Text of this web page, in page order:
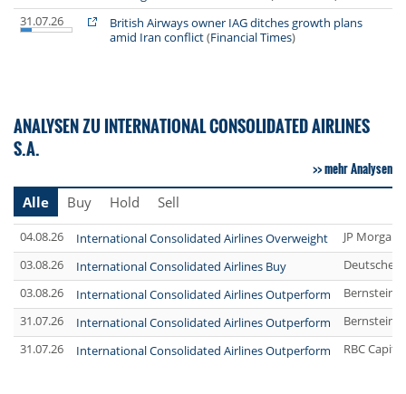
31.07.26
British Airways owner IAG ditches growth plans
amid Iran conflict(Financial Times)
ANALYSEN ZU INTERNATIONAL CONSOLIDATED AIRLINES
S.A.
mehr Analysen
Alle
Buy Hold Sell
04.08.26 International Consolidated Airlines Overweight
JP Morgan
03.08.26
International Consolidated Airlines Buy
Deutsche
03.08.26
International Consolidated Airlines Outperform
Bernstein
31.07.26
International Consolidated Airlines Outperform
Bernstein
31.07.26
International Consolidated Airlines Outperform RBC